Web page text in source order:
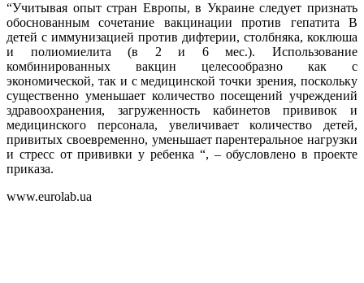
“Учитывая опыт стран Европы, в Украине следует признать
обоснованным сочетание вакцинации против гепатита В
детей с иммунизацией против дифтерии, столбняка, коклюша
и полиомиелита (в 2 и 6 мес.). Использование
комбинированных вакцин целесообразно как с
экономической, так и с медицинской точки зрения, поскольку
существенно уменьшает количество посещений учреждений
здравоохранения, загруженность кабинетов прививок и
медицинского персонала, увеличивает количество детей,
привитых своевременно, уменьшает парентеральное нагрузки
и стресс от прививки у ребенка “, – обусловлено в проекте
приказа.
www.eurolab.ua